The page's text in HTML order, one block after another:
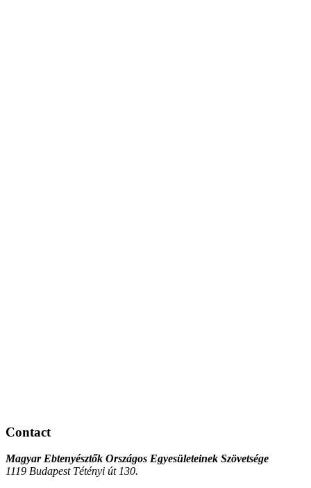
Contact
Magyar Ebtenyésztők Országos Egyesületeinek Szövetsége
1119 Budapest Tétényi út 130.